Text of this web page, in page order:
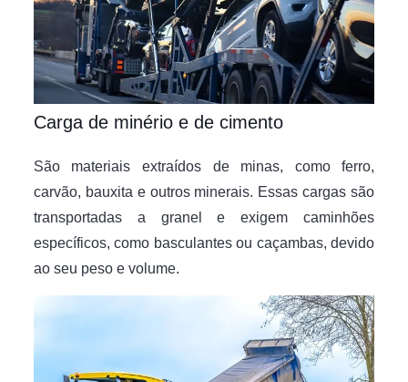
Carga de minério e de cimento
São materiais extraídos de minas, como ferro,
carvão, bauxita e outros minerais. Essas cargas são
transportadas a granel e exigem caminhões
específicos, como basculantes ou caçambas, devido
ao seu peso e volume.